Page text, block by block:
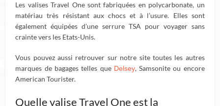
Les valises Travel One sont fabriquées en polycarbonate, un
matériau très résistant aux chocs et à l’usure. Elles sont
également équipées d’une serrure TSA pour voyager sans
crainte vers les Etats-Unis.
Vous pouvez aussi retrouver sur notre site toutes les autres
marques de bagages telles que Delsey, Samsonite ou encore
American Tourister.
Quelle valise Travel One est la